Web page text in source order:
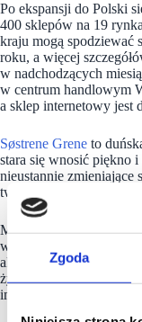
Zgoda
Po ekspansji do Polski
400 sklepów na 19
kraju mogą spodziewać
roku, a więcej
w nadchodzących
w centrum handlowym
a sklep internetowy jest
Søstrene Grene to
stara się wnosić piękno
nieustannie zmieniające
tworzenie chwil hygge.
Marka oferuje szeroki
wyposażenia wnętrz,
akcesoriów
żywności i słodyczy,
imprezowych i wielu